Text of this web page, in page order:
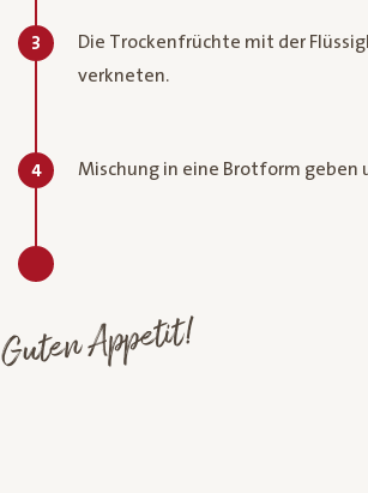
3
Die Trockenfrüchte mit der
verkneten.
4 Mischung in eine Brotform geben
Guten Appetit!